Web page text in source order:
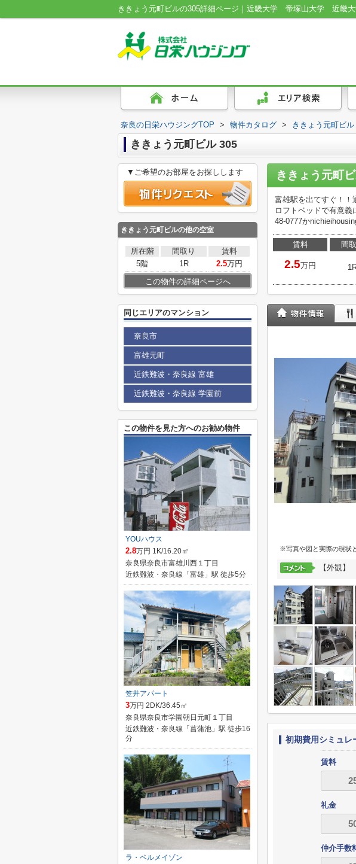
奈良の日栄ハウジングTOP > 物件カタログ > ききょう元町ビル
ききょう元町ビル 305
ききょう元町
富雄駅を出てすぐ！
ロフトベッドで有意
48-0777か
賃料
2.5万円
間
※写真や図と実際の現状
【外観】
初期費用シミュレ
賃料
礼金
仲介手数
▼ご希望のお部屋をお探しします
ききょう元町ビルの他の空室
所在階 間取り
賃料
5階
1R 2.5万円
この物件の詳細ページへ
同じエリアのマンション
奈良市
富雄元町
近鉄難波・奈良線 富雄
近鉄難波・奈良線 学園前
この物件を見た方へのお勧め物件
YOUハウス
2.8万円 1K/16.20㎡
奈良県奈良市富雄川西１丁目
近鉄難波・奈良線「富雄」駅 徒歩5分
笠井アパート
3万円 2DK/36.45㎡
奈良県奈良市学園朝日元町１丁目
近鉄難波・奈良線「菖蒲池」駅 徒歩16
分
ラ・ベルメイゾン